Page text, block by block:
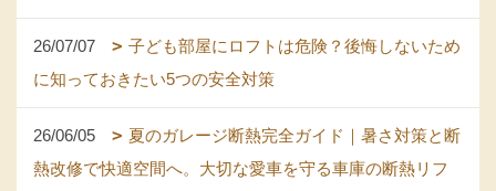
26/07/07
子ども部屋にロフトは危険？後悔しないため
に知っておきたい5つの安全対策
26/06/05
夏のガレージ断熱完全ガイド｜暑さ対策と断
熱改修で快適空間へ。大切な愛車を守る車庫の断熱リフ